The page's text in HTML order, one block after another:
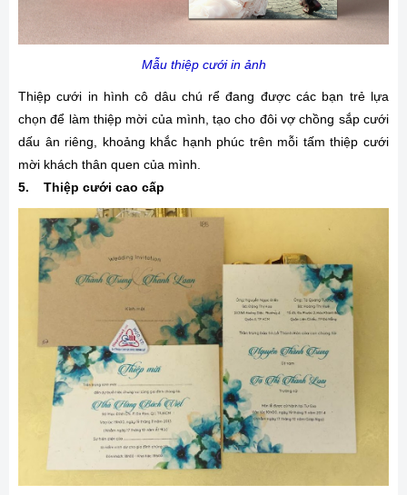
Mẫu thiệp cưới in ảnh
Thiệp cưới in hình cô dâu chú rể đang được các bạn trẻ lựa
chọn để làm thiệp mời của mình, tạo cho đôi vợ chồng sắp cưới
dấu ân riêng, khoảng khắc hạnh phúc trên mỗi tấm thiệp cưới
mời khách thân quen của mình.
5. Thiệp cưới cao cấp